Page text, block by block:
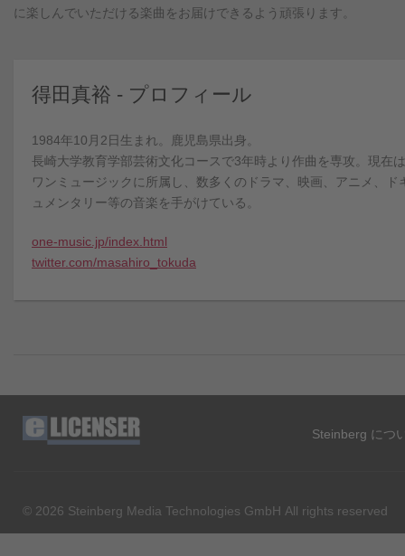
に楽しんでいただける楽曲をお届けできるよう頑張ります。
得田真裕 - プロフィール
1984年10月2日生まれ。鹿児島県出身。
長崎大学教育学部芸術文化コースで3年時より作曲を専攻。現在は
ワンミュージックに所属し、数多くのドラマ、映画、アニメ、ド
ュメンタリー等の音楽を手がけている。
one-music.jp/index.html
twitter.com/masahiro_tokuda
Steinberg につ
© 2026 Steinberg Media Technologies GmbH All rights reserved